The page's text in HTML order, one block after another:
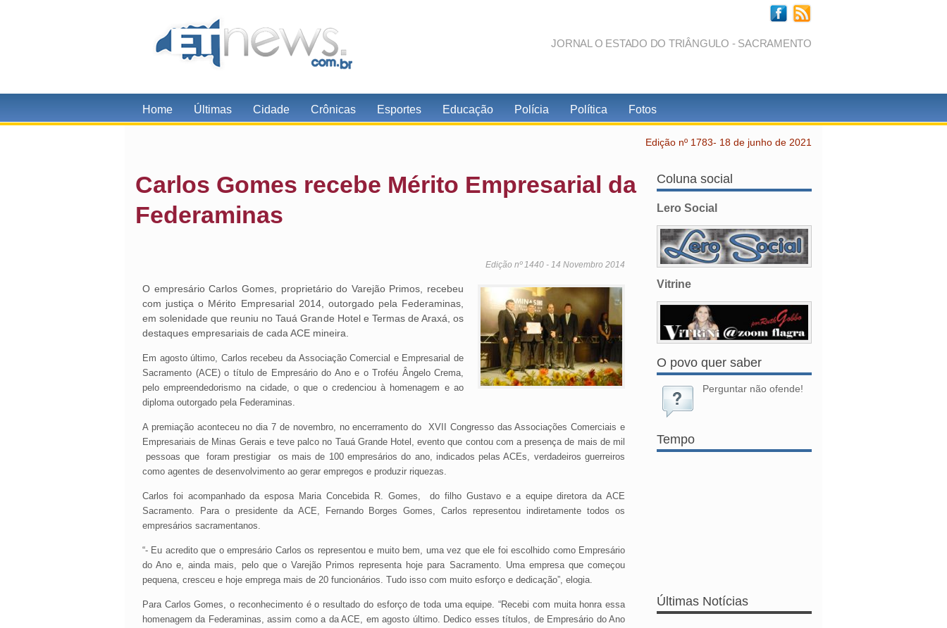
JORNAL O ESTADO DO TRIÂNGULO - SACRAMENTO
Home Últimas Cidade Crônicas Esportes Educação Polícia Política Fotos
Edição nº 1783- 18 de junho de 2021
Carlos Gomes recebe Mérito Empresarial da
Federaminas
Edição nº 1440 - 14 Novembro 2014
O empresário Carlos Gomes, proprietário do Varejão Primos, recebeu
com justiça o Mérito Empresarial 2014, outorgado pela Federaminas,
em solenidade que reuniu no Tauá Grande Hotel e Termas de Araxá, os
destaques empresariais de cada ACE mineira.
Em agosto último, Carlos recebeu da Associação Comercial e Empresarial de
Sacramento (ACE) o título de Empresário do Ano e o Troféu Ângelo Crema,
pelo empreendedorismo na cidade, o que o credenciou à homenagem e ao
diploma outorgado pela Federaminas.
A premiação aconteceu no dia 7 de novembro, no encerramento do XVII Congresso das Associações Comerciais e
Empresariais de Minas Gerais e teve palco no Tauá Grande Hotel, evento que contou com a presença de mais de mil
pessoas que foram prestigiar os mais de 100 empresários do ano, indicados pelas ACEs, verdadeiros guerreiros
como agentes de desenvolvimento ao gerar empregos e produzir riquezas.
Carlos foi acompanhado da esposa Maria Concebida R. Gomes, do filho Gustavo e a equipe diretora da ACE
Sacramento. Para o presidente da ACE, Fernando Borges Gomes, Carlos representou indiretamente todos os
empresários sacramentanos.
“- Eu acredito que o empresário Carlos os representou e muito bem, uma vez que ele foi escolhido como Empresário
do Ano e, ainda mais, pelo que o Varejão Primos representa hoje para Sacramento. Uma empresa que começou
pequena, cresceu e hoje emprega mais de 20 funcionários. Tudo isso com muito esforço e dedicação”, elogia.
Para Carlos Gomes, o reconhecimento é o resultado do esforço de toda uma equipe. “Recebi com muita honra essa
homenagem da Federaminas, assim como a da ACE, em agosto último. Dedico esses títulos, de Empresário do Ano
Coluna social
Lero Social
Vitrine
O povo quer saber
Perguntar não ofende!
Tempo
Últimas Notícias